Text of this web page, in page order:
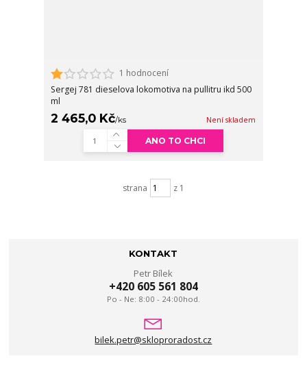
1 hodnocení
Sergej 781 dieselova lokomotiva na pullitru ikd 500
ml
2 465,0 Kč/ks Není skladem
ANO TO CHCI
strana z 1
KONTAKT
Petr Bílek
+420 605 561 804
Po - Ne: 8:00 - 24:00hod.
bilek.petr@skloproradost.cz